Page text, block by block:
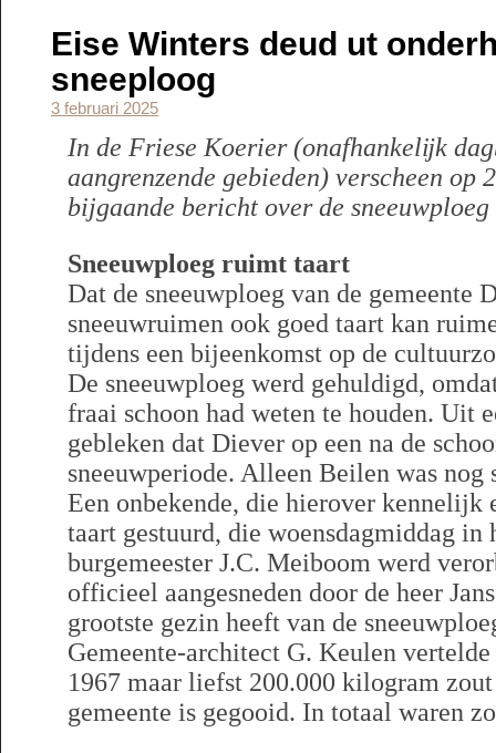
Eise Winters deud ut
sneeploog
3 februari 2025
In de Friese Koerier (onafhankelĳk
aangrenzende gebieden) verscheen op
bijgaande bericht over de
Sneeuwploeg ruimt taart
Dat de sneeuwploeg van de gemeente
sneeuwruimen ook goed taart kan
tijdens een bijeenkomst op de
De sneeuwploeg werd gehuldigd,
fraai schoon had weten te houden. Uit
gebleken dat Diever op een na de
sneeuwperiode. Alleen Beilen was nog
Een onbekende, die hierover kennelijk
taart gestuurd, die woensdagmiddag
burgemeester J.C. Meiboom werd
officieel aangesneden door de heer
grootste gezin heeft van de
Gemeente-architect G. Keulen
1967 maar liefst 200.000 kilogram
gemeente is gegooid. In totaal waren